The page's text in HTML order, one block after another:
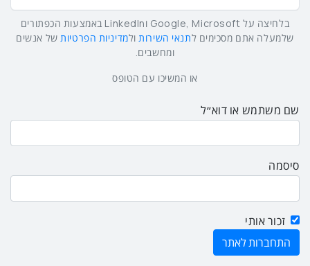
בלחיצה על Google, Microsoft וLinkedIn באמצעות הכפתורים
שלמעלה אתם מסכימים לתנאי השירותולמדיניות הפרטיותשל אנשים
ומחשבים.
או המשיכו עם הטופס
שם משתמש או דוא״ל
סיסמה
זכור אותי